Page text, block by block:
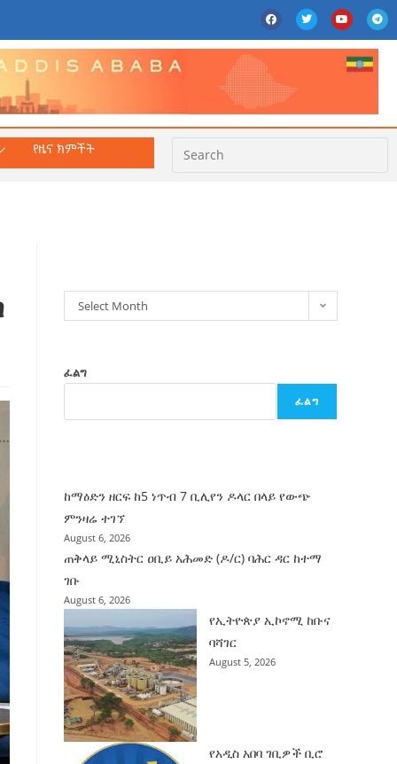
የዜና ክምችት
Select Month
ፈልግ
ፈልግ
ከማዕድን ዘርፍ ከ5 ነጥብ 7 ቢሊየን ዶላር በላይ የውጭ
ምንዛሬ ተገኘ
August 6, 2026
ጠቅላይ ሚኒስትር ዐቢይ አሕመድ (ዶ/ር) ባሕር ዳር ከተማ
ገቡ
August 6, 2026
የኢትዮጵያ ኢኮኖሚ ከቡና
ባሻገር
August 5, 2026
የአዲስ አበባ ገቢዎች ቢሮ